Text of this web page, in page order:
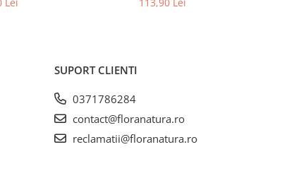
SUPORT CLIENTI
0371786284
contact@floranatura.ro
reclamatii@floranatura.ro